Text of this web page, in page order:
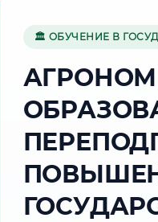
🏛 ОБУЧЕНИЕ В
АГРОНОМ